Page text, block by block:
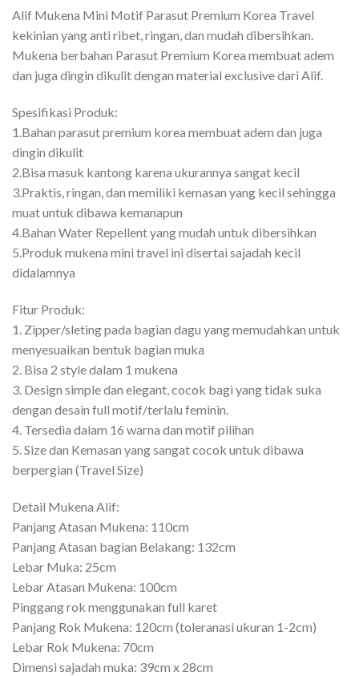
Alif Mukena Mini Motif Parasut Premium Korea Travel
kekinian yang anti ribet, ringan, dan mudah dibersihkan.
Mukena berbahan Parasut Premium Korea membuat adem
dan juga dingin dikulit dengan material exclusive dari Alif.
Spesifikasi Produk:
1.Bahan parasut premium korea membuat adem dan juga
dingin dikulit
2.Bisa masuk kantong karena ukurannya sangat kecil
3.Praktis, ringan, dan memiliki kemasan yang kecil sehingga
muat untuk dibawa kemanapun
4.Bahan Water Repellent yang mudah untuk dibersihkan
5.Produk mukena mini travel ini disertai sajadah kecil
didalamnya
Fitur Produk:
1. Zipper/sleting pada bagian dagu yang memudahkan untuk
menyesuaikan bentuk bagian muka
2. Bisa 2 style dalam 1 mukena
3. Design simple dan elegant, cocok bagi yang tidak suka
dengan desain full motif/terlalu feminin.
4. Tersedia dalam 16 warna dan motif pilihan
5. Size dan Kemasan yang sangat cocok untuk dibawa
berpergian (Travel Size)
Detail Mukena Alif:
Panjang Atasan Mukena: 110cm
Panjang Atasan bagian Belakang: 132cm
Lebar Muka: 25cm
Lebar Atasan Mukena: 100cm
Pinggang rok menggunakan full karet
Panjang Rok Mukena: 120cm (toleranasi ukuran 1-2cm)
Lebar Rok Mukena: 70cm
Dimensi sajadah muka: 39cm x 28cm